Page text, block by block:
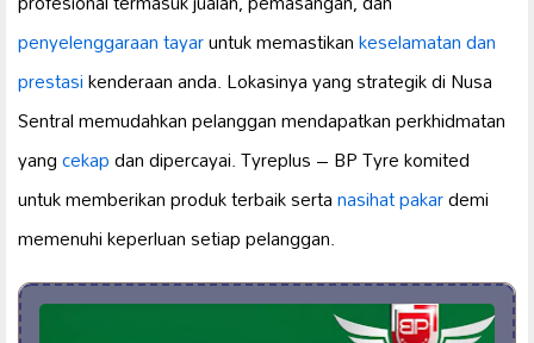
penyelenggaraan tayaruntuk memastikankeselamatan dan
prestasikenderaan anda. Lokasinya yang strategik di Nusa
Sentral memudahkan pelanggan mendapatkan perkhidmatan
yangcekapdan dipercayai. Tyreplus – BP Tyre komited
untuk memberikan produk terbaik sertanasihat pakardemi
memenuhi keperluan setiap pelanggan.